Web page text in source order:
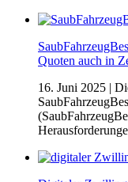
Quoten auch in
16. Juni 2025 |